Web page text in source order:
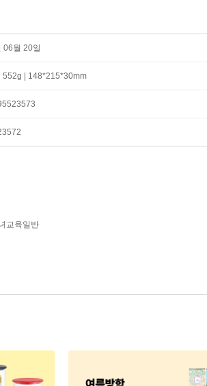
06월 20일
552g | 148*215*30mm
교육일반